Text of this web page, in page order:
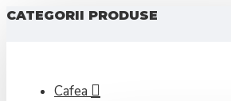
CATEGORII PRODUSE
Cafea